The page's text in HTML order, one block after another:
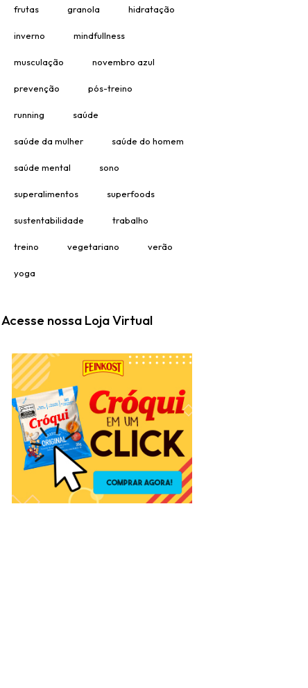
frutas granola hidratação
inverno mindfullness
musculação novembro azul
prevenção pós-treino
running saúde
saúde da mulher saúde do homem
saúde mental sono
superalimentos superfoods
sustentabilidade trabalho
treino vegetariano verão
yoga
Acesse nossa Loja Virtual